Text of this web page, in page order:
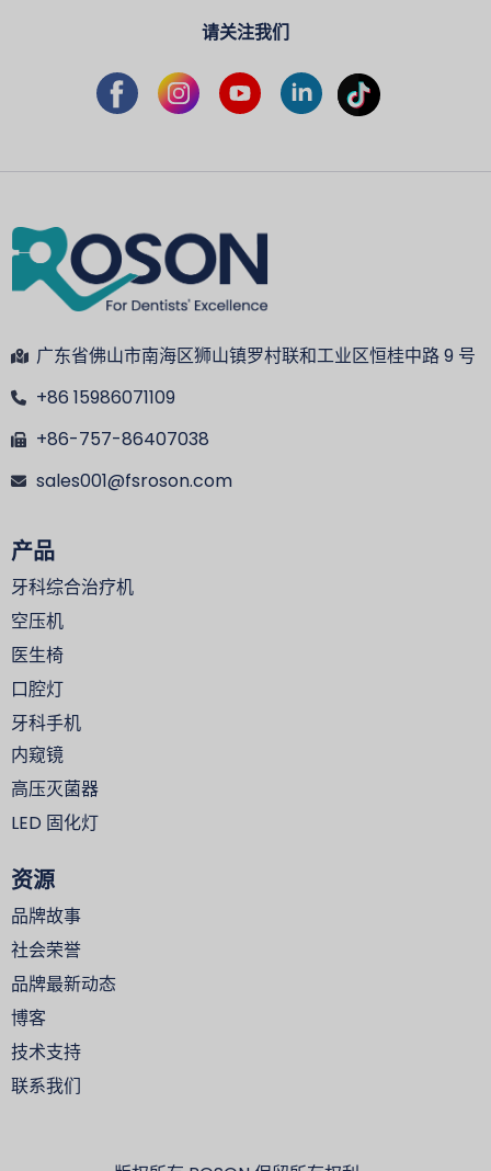
请关注我们
广东省佛山市南海区狮山镇罗村联和工业区恒桂中路 9 号
+86 15986071109
+86-757-86407038
sales001@fsroson.com
产品
牙科综合治疗机
空压机
医生椅
口腔灯
牙科手机
内窥镜
高压灭菌器
LED 固化灯
资源
品牌故事
社会荣誉
品牌最新动态
博客
技术支持
联系我们